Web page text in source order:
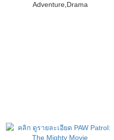
Adventure,Drama